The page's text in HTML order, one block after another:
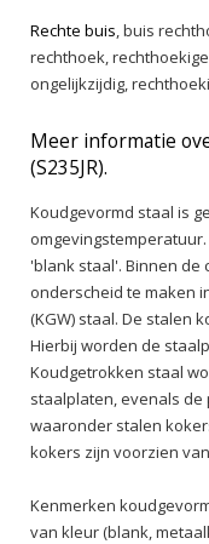
Rechte buis, buis
rechthoek,
ongelijkzijdig,
Meer informatie
(S235JR).
Koudgevormd staal is
'blank staal'. Binnen de
onderscheid te maken
(KGW) staal. De stalen
Hierbij worden de
Koudgetrokken staal
staalplaten, evenals
waaronder stalen
kokers zijn voorzien
Kenmerken
van kleur (blank,